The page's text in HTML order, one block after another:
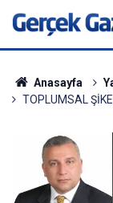
Anasayfa
TOPLUMSAL ŞİKE...